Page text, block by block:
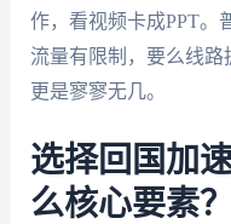
作，看视频卡成PPT。
流量有限制，要么线
更是寥寥无几。
选择回国加
么核心要素？